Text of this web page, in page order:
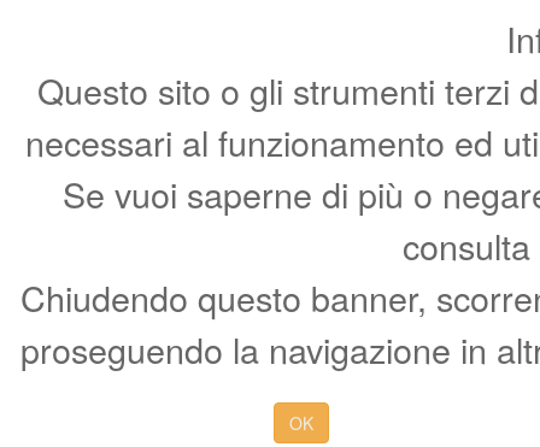
Questo sito o gli strumenti terzi
necessari al funzionamento ed
Se vuoi saperne di più o
Chiudendo questo banner,
proseguendo la navigazione in
OK